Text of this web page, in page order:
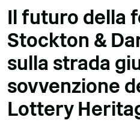
Il futuro della
Stockton &
sulla strada
sovvenzione
Lottery